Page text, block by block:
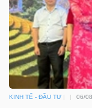
KINH TẾ - ĐẦU TƯ 06/
(-)
Đào
tạo